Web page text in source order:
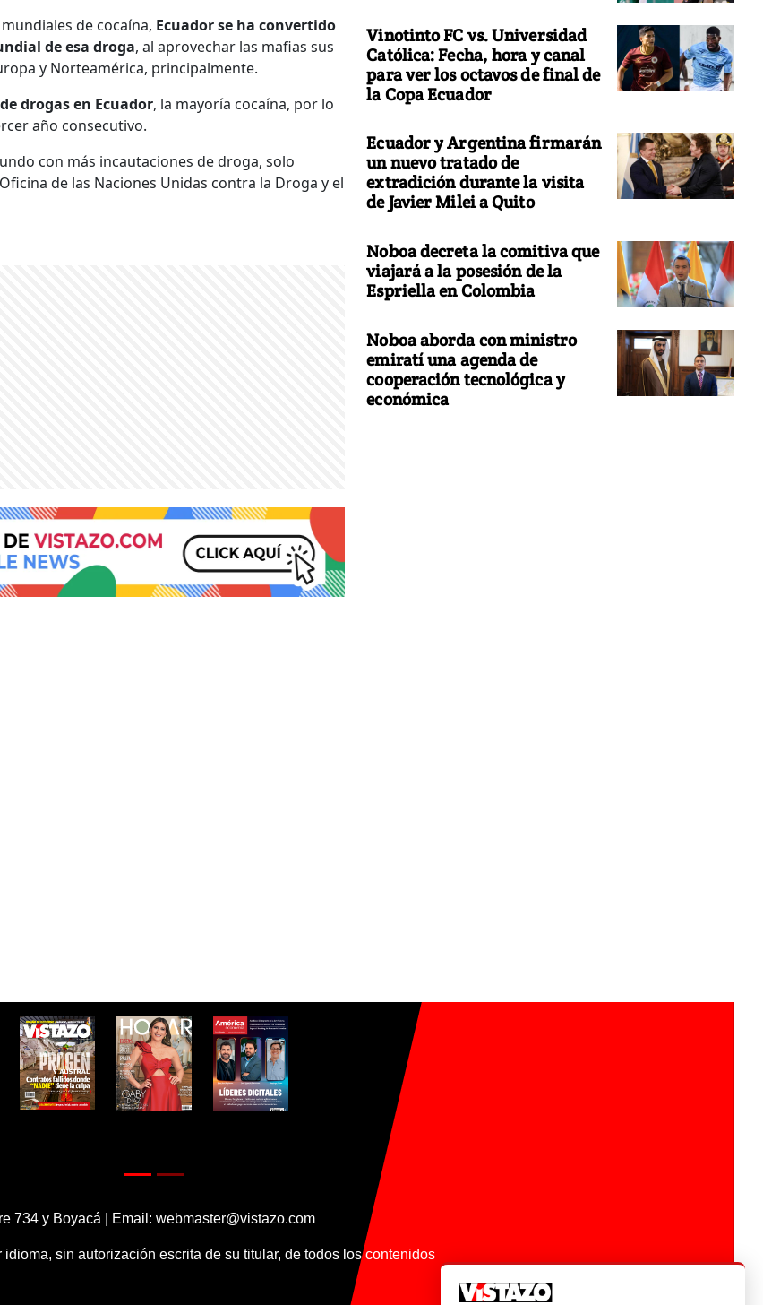
de cocaína, Ecuador se ha convertido
de esa droga, al aprovechar las mafias sus
y Norteamérica, principalmente.
drogas en Ecuador, la mayoría cocaína, por lo
año consecutivo.
con más incautaciones de droga, solo
de las Naciones Unidas contra la Droga y el
Vinotinto FC vs. Universidad
Católica: Fecha, hora y canal
para ver los octavos de final de
la Copa Ecuador
Ecuador y Argentina firmarán
un nuevo tratado de
extradición durante la visita
de Javier Milei a Quito
Noboa decreta la comitiva que
viajará a la posesión de la
Espriella en Colombia
Noboa aborda con ministro
emiratí una agenda de
cooperación tecnológica y
económica
734 y Boyacá | Email: webmaster@vistazo.com
sin autorización escrita de su titular, de todos los contenidos